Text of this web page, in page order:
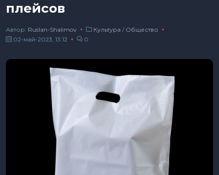
плейсов
Автор: Ruslan-Shalimov Культура / Общество
02-май-2023, 13:12
0